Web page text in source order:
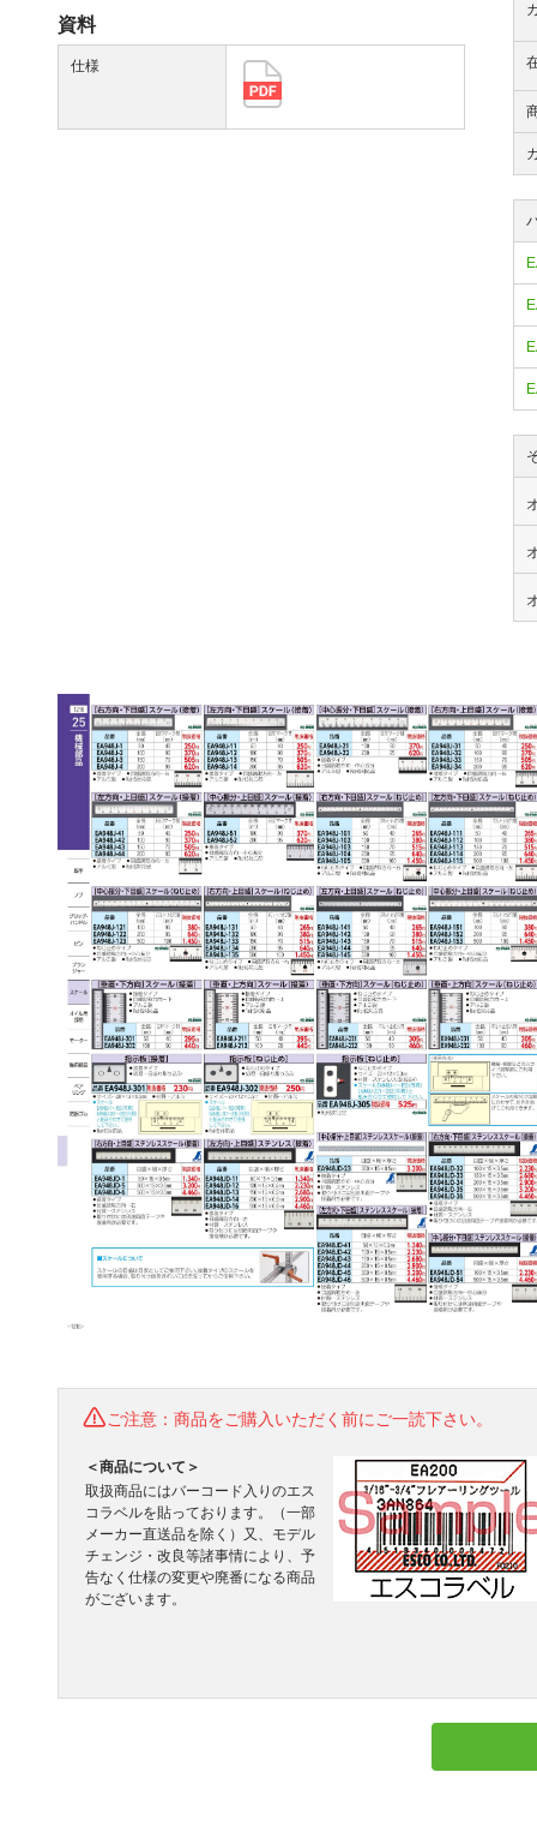
資料
仕様
ご注意：商品をご購入いただく前にご一読下さい。
＜商品について＞
取扱商品にはバーコード入りのエス
コラベルを貼っております。（一部
メーカー直送品を除く）又、モデル
チェンジ・改良等諸事情により、予
告なく仕様の変更や廃番になる商品
がございます。